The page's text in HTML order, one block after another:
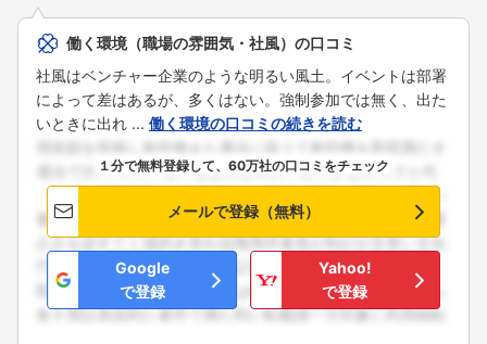
フォローしました
こちらの企業もフォローしませんか？
働く環境（職場の雰囲気・社風）の口コミ
社風はベンチャー企業のような明るい風土。イベントは部署
によって差はあるが、多くはない。強制参加では無く、出た
いときに出れ ... 働く環境の口コミの続きを読む
１分で無料登録して、60万社の口コミをチェック
メールで登録（無料）
Google
で登録
Yahoo!
で登録